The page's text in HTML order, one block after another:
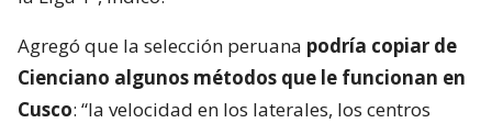
Agregó que la selección peruana podría copiar de
Cienciano algunos métodos que le funcionan en
Cusco: “la velocidad en los laterales, los centros